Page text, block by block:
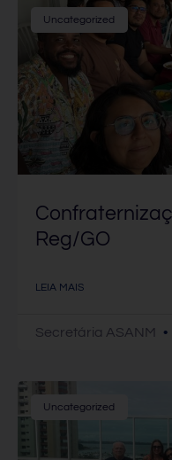
Uncategorized
Reg/GO
LEIA MAIS
Secretária ASANM
Uncategorized